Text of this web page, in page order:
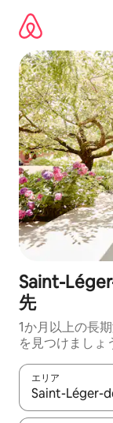
Saint-
先
1か月以上の長
を見つけましょ
エリア
検索結果が表示